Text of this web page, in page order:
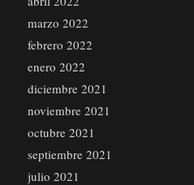
marzo 2022
febrero 2022
enero 2022
diciembre 2021
noviembre 2021
octubre 2021
septiembre 2021
julio 2021